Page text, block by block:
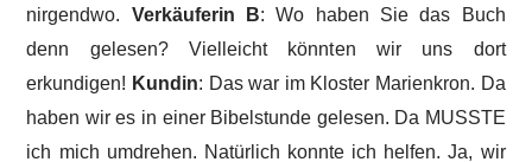
nirgendwo.
Verkäuferin B: Wo haben Sie das Buch
denn gelesen? Vielleicht könnten wir uns dort
erkundigen! Kundin: Das war im Kloster Marienkron. Da
haben wir es in einer Bibelstunde gelesen. Da MUSSTE
ich mich umdrehen. Natürlich konnte ich helfen. Ja, wir